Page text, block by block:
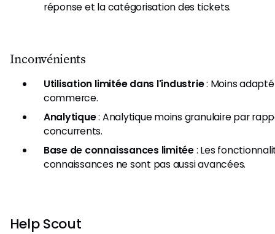
réponse et la catégorisation des tickets.
Inconvénients
Utilisation limitée dans l'industrie: Moins
commerce.
Analytique: Analytique moins granulaire par
concurrents.
Base de connaissances limitée: Les
connaissances ne sont pas aussi avancées.
Help Scout